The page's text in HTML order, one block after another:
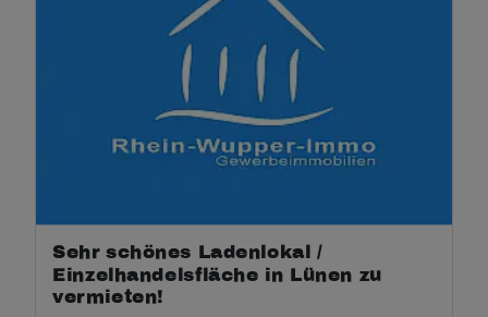
Sehr schönes Ladenlokal /
Einzelhandelsfläche in Lünen zu
vermieten!